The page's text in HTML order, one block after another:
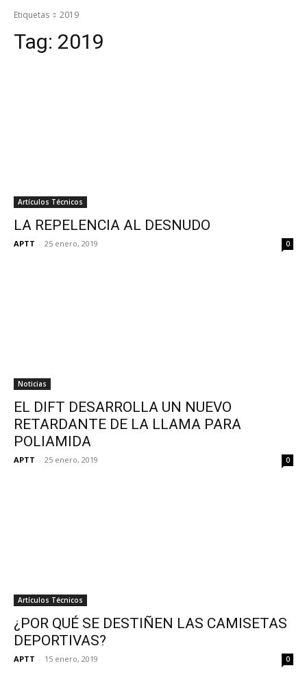
Etiquetas 2019
Tag: 2019
Artículos Técnicos
LA REPELENCIA AL DESNUDO
APTT - 25 enero, 2019 0
Noticias
EL DIFT DESARROLLA UN NUEVO
RETARDANTE DE LA LLAMA PARA
POLIAMIDA
APTT - 25 enero, 2019 0
Artículos Técnicos
¿POR QUÉ SE DESTIÑEN LAS CAMISETAS
DEPORTIVAS?
APTT - 15 enero, 2019 0